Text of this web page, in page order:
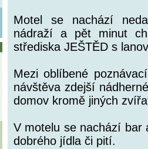
Motel se nachází
nádraží a pět minut
střediska JEŠTĚD s
Mezi oblíbené
návštěva zdejší
domov kromě jiných
V motelu se nachází
dobrého jídla či pití.